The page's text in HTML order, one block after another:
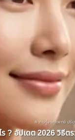
ความรู้จากแพทย์ ปรั
? อัปเดต 2026 วิธีต